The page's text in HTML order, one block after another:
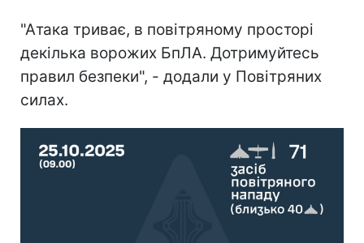
"Атака триває, в повітряному просторі
декілька ворожих БпЛА. Дотримуйтесь
правил безпеки", - додали у Повітряних
силах.